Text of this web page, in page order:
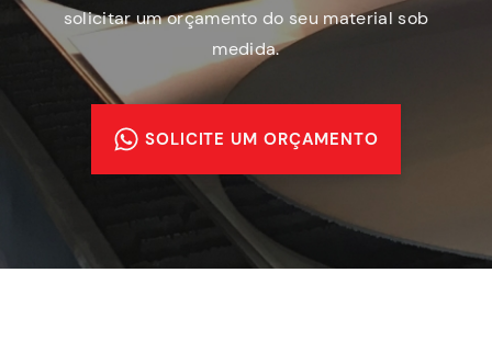
solicitar um orçamento do seu material sob
medida.
SOLICITE UM ORÇAMENTO